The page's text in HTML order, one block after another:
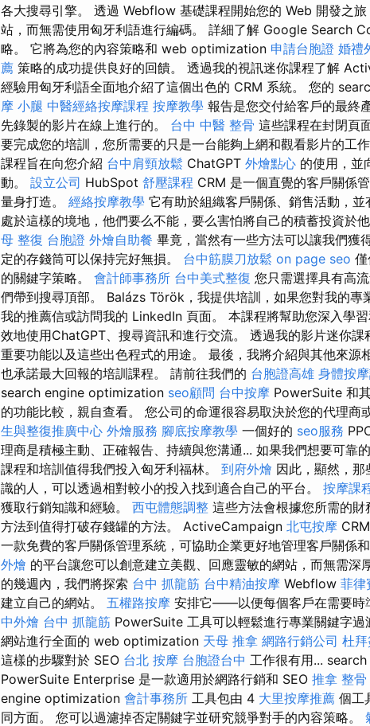
各大搜尋引擎。 透過 Webflow 基礎課程開始您的 Web 開發之
站，而無需使用匈牙利語進行編碼。 詳細了解 Google Search
略。 它將為您的內容策略和 web optimization 申請台胞證 婚禮
薦 策略的成功提供良好的回饋。 透過我的視訊迷你課程了解
經驗用匈牙利語全面地介紹了這個出色的 CRM 系統。 您的
摩 小腿 中醫經絡按摩課程 按摩教學 報告是您交付給客戶的最終
先錄製的影片在線上進行的。 台中 中醫 整骨 這些課程在封閉頁
要完成您的培訓，您所需要的只是一台能夠上網和觀看影片的工
課程旨在向您介紹 台中肩頸放鬆 ChatGPT 外燴點心 的使用，並
動。 設立公司 HubSpot 舒壓課程 CRM 是一個直覺的客戶關係
量身打造。 經絡按摩教學 它有助於組織客戶關係、銷售活動，
處於這樣的境地，他們要么不能，要么害怕將自己的積蓄投資於
母 整復 台胞證 外燴自助餐 畢竟，當然有一些方法可以讓我們獲
定的存錢筒可以保持完好無損。 台中筋膜刀放鬆 on page seo
的關鍵字策略。 會計師事務所 台中美式整復 您只需選擇具有高
們帶到搜尋頂部。 Balázs Török，我提供培訓，如果您對我的專
我的推薦信或訪問我的 LinkedIn 頁面。 本課程將幫助您深入學
效地使用ChatGPT、搜尋資訊和進行交流。 透過我的影片迷你
重要功能以及這些出色程式的用途。 最後，我將介紹與其他來源
也承諾最大回報的培訓課程。 請前往我們的 台胞證高雄 身體按
search engine optimization seo顧問 台中按摩 PowerSuite 和
的功能比較，親自查看。 您公司的命運很容易取決於您的代理商
生與整復推廣中心 外燴服務 腳底按摩教學 一個好的 seo服務
理商是積極主動、正確報告、持續與您溝通... 如果我們想要可靠
課程和培訓值得我們投入匈牙利福林。 到府外燴 因此，顯然，
識的人，可以透過相對較小的投入找到適合自己的平台。 按摩課
獲取行銷知識和經驗。 西屯體態調整 這些方法會根據您所需的
方法到值得打破存錢罐的方法。 ActiveCampaign 北屯按摩 CRM
一款免費的客戶關係管理系統，可協助企業更好地管理客戶關係
外燴 的平台讓您可以創意建立美觀、回應靈敏的網站，而無需深
的幾週內，我們將探索 台中 抓龍筋 台中精油按摩 Webflow 菲律
建立自己的網站。 五權路按摩 安排它——以便每個客戶在需要時
中外燴 台中 抓龍筋 PowerSuite 工具可以輕鬆進行專業關鍵字
網站進行全面的 web optimization 天母 推拿 網路行銷公司 杜
這樣的步驟對於 SEO 台北 按摩 台胞證台中 工作很有用...
PowerSuite Enterprise 是一款適用於網路行銷和 SEO 推拿 整骨
engine optimization 會計事務所 工具包由 4 大里按摩推薦 個工
同方面。 您可以過濾掉否定關鍵字並研究競爭對手的內容策略。